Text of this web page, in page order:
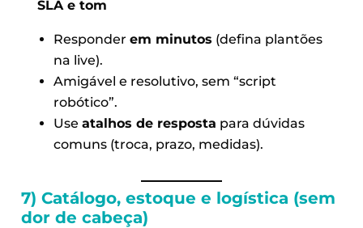
SLA e tom
Responder em minutos (defina plantões
na live).
Amigável e resolutivo, sem “script
robótico”.
Use atalhos de resposta para dúvidas
comuns (troca, prazo, medidas).
7) Catálogo, estoque e logística (sem
dor de cabeça)